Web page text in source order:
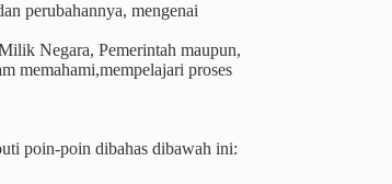
perubahannya, mengenai
Negara, Pemerintah maupun,
memahami,mempelajari proses
poin-poin dibahas dibawah ini: